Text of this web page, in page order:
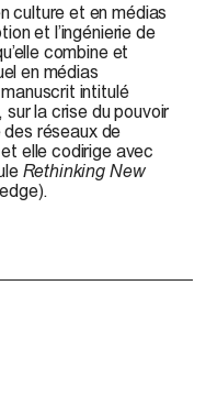
culture et en médias
et l’ingénierie de
combine et
en médias
intitulé
, sur la crise du pouvoir
réseaux de
elle codirige avec
Rethinking New